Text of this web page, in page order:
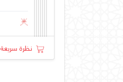
نظرة سريعة